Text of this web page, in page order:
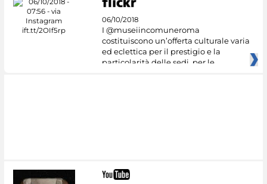
06/10/2018
I @museiincomuneroma
costituiscono un’offerta culturale varia
ed eclettica per il prestigio e la
particolarità delle sedi, per le